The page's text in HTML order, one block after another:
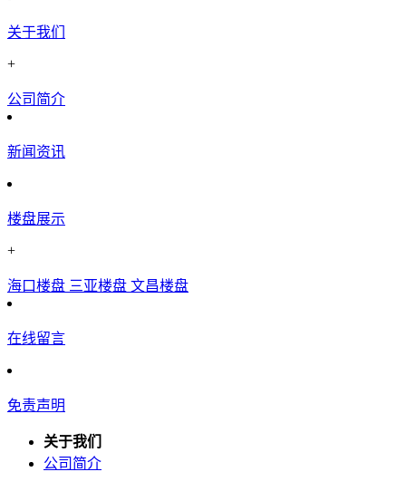
关于我们
+
公司简介
新闻资讯
楼盘展示
+
海口楼盘 三亚楼盘 文昌楼盘
在线留言
免责声明
关于我们
公司简介